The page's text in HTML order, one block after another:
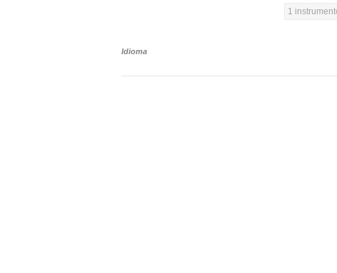
1
Idioma